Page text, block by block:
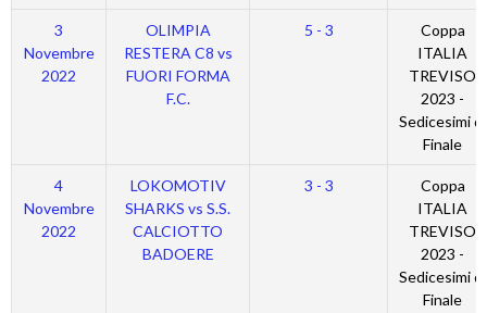
3
Novembre
2022
OLIMPIA
RESTERA C8 vs
FUORI FORMA
F.C.
5 - 3
Coppa
ITALIA
TREVISO
2023 -
Sedicesimi di
Finale
4
Novembre
2022
LOKOMOTIV
SHARKS vs S.S.
CALCIOTTO
BADOERE
3 - 3
Coppa
ITALIA
TREVISO
2023 -
Sedicesimi di
Finale